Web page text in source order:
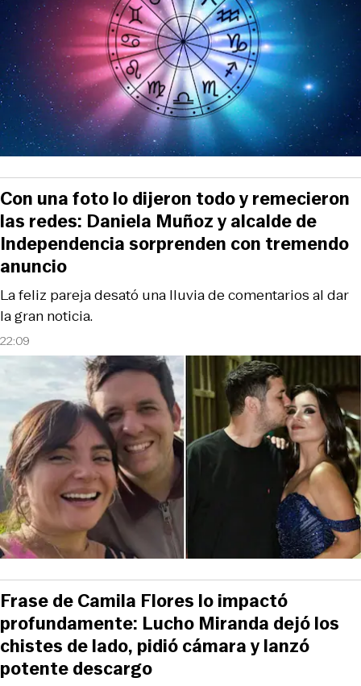
22:09
La feliz pareja desató una lluvia de comentarios al dar
la gran noticia.
Con una foto lo dijeron todo y remecieron
las redes: Daniela Muñoz y alcalde de
Independencia sorprenden con tremendo
anuncio
Frase de Camila Flores lo impactó
profundamente: Lucho Miranda dejó los
chistes de lado, pidió cámara y lanzó
potente descargo